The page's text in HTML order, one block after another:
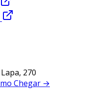
270
Chegar →